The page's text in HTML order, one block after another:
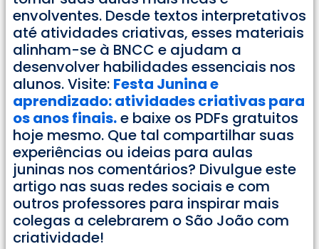
envolventes. Desde textos interpretativos
até atividades criativas, esses materiais
alinham-se à BNCC e ajudam a
desenvolver habilidades essenciais nos
alunos. Visite: Festa Junina e
aprendizado: atividades criativas para
os anos finais.e baixe os PDFs gratuitos
hoje mesmo. Que tal compartilhar suas
experiências ou ideias para aulas
juninas nos comentários? Divulgue este
artigo nas suas redes sociais e com
outros professores para inspirar mais
colegas a celebrarem o São João com
criatividade!